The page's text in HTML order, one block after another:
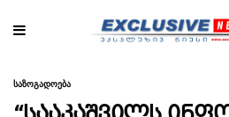
საზოგადოება